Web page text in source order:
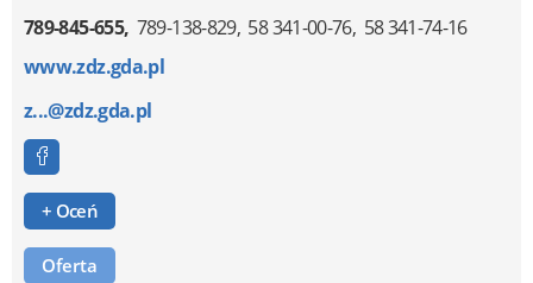
789-845-655 789-138-829 58 341-00-76 58 341-74-16
www.zdz.gda.pl
z...@zdz.gda.pl
+ Oceń
Oferta